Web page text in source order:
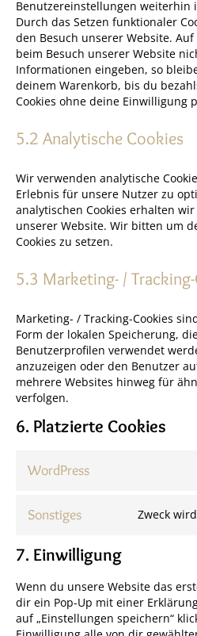
Benutzereinstellungen weiterhin
Durch das Setzen funktionaler
den Besuch unserer Website.
beim Besuch unserer Website
Informationen eingeben, so
deinem Warenkorb, bis du
Cookies ohne deine Einwilligung
5.2 Analytische Cookies
Wir verwenden analytische
Erlebnis für unsere Nutzer zu
analytischen Cookies erhalten
unserer Website. Wir bitten um
Cookies zu setzen.
5.3 Marketing- /
Marketing- / Tracking-Cookies
Form der lokalen Speicherung,
Benutzerprofilen verwendet
anzuzeigen oder den Benutzer
mehrere Websites hinweg für
verfolgen.
6. Platzierte Cookies
WordPress
Sonstiges Zweck
7. Einwilligung
Wenn du unsere Website das
dir ein Pop-Up mit einer
auf „Einstellungen speichern“